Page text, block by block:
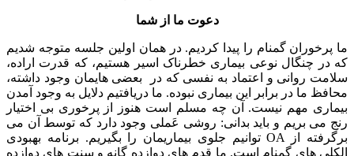
دعوت ما از شما
ما پرخوران گمنام را پیدا کردیم. در همان اولین جلسه متوجه شدیم
که در چنگال نوعی بیماری خطرناک اسیر هستیم، که قدرت اراده،
سلامت روانی و اعتماد به نفسی که در بعضی هایمان وجود داشته،
محافظ ما در برابر این بیماری نبوده. ما دریافتیم دلایل به وجود آمدن
بیماری مهم نیست. آن چه مسلم است هنوز از پرخوری بی اختیار
رنج می بریم و باید بدانی: روشی عَملی وجود دارد که توسط آن می
توانیم جلوی بیماریمان را بگیریم. برنامه بهبودی OA برگرفته از
الکلی های گمنام است. ما قدم های دوازده گانه و سنت های دوازده